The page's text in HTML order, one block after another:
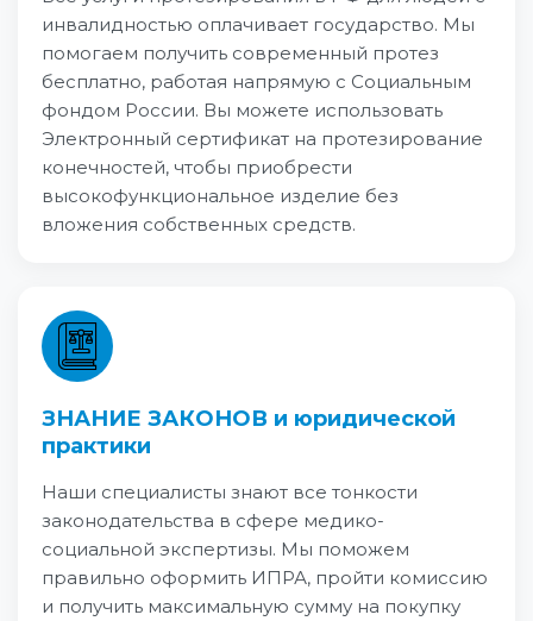
инвалидностью оплачивает государство. Мы
помогаем получить современный протез
бесплатно, работая напрямую с Социальным
фондом России. Вы можете использовать
Электронный сертификат на протезирование
конечностей, чтобы приобрести
высокофункциональное изделие без
вложения собственных средств.
ЗНАНИЕ ЗАКОНОВ и юридической
практики
Наши специалисты знают все тонкости
законодательства в сфере медико-
социальной экспертизы. Мы поможем
правильно оформить ИПРА, пройти комиссию
и получить максимальную сумму на покупку